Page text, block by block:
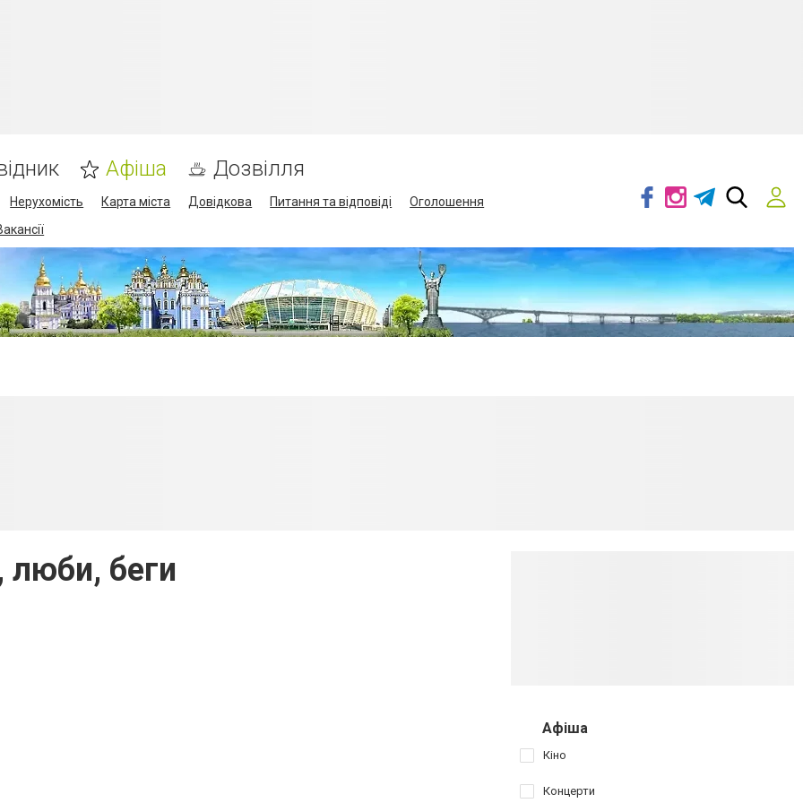
Афіша Дозвілля
Нерухомість Карта міста Довідкова Питання та відповіді
Оголошення
люби, беги
Афіша
Кіно
Концерти